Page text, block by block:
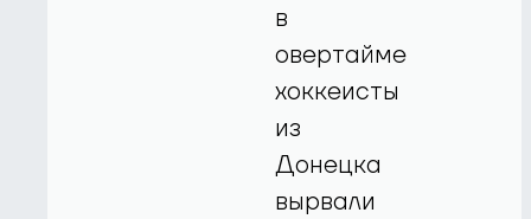
в
овертайме
хоккеисты
из
Донецка
вырвали